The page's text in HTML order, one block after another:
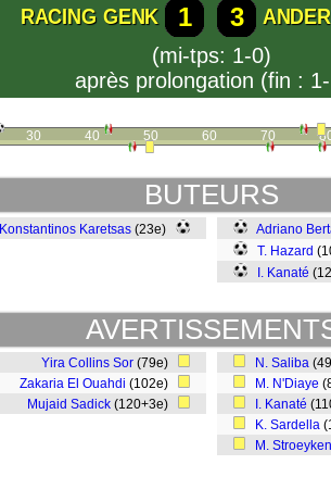
RACING GENK 1 3
(mi-tps: 1-0)
après prolongation (fin :
30 40 50 60 70
BUTEURS
Konstantinos Karetsas (23e)
Adriano
T. Hazard
I. Kanaté
Yira Collins Sor (79e)
Zakaria El Ouahdi (102e)
Mujaid Sadick (120+3e)
N. Saliba
M. N'Diaye
I. Kanaté
K. Sardella
M.